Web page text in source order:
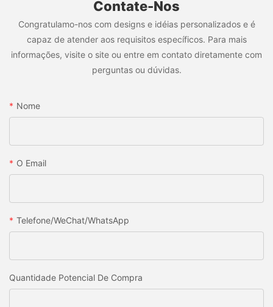
Contate-Nos
Congratulamo-nos com designs e idéias personalizados e é
capaz de atender aos requisitos específicos. Para mais
informações, visite o site ou entre em contato diretamente com
perguntas ou dúvidas.
Nome
O Email
Telefone/WeChat/WhatsApp
Quantidade Potencial De Compra